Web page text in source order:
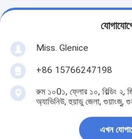
Miss. Glenice
+86 15766247198
রুম ১০0১, ফ্লোর ১০, বিল্ডিং ২,
অ্যাভিনিউ, হুয়াডু জেলা, গুয়াংজু,
এখন